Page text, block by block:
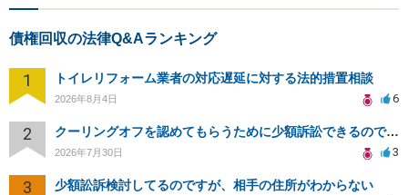
債権回収の法律Q&Aランキング
1 トイレリフォーム業者の対応遅延に対する法的措置相談
2026年8月4日 6
2 クーリングオフを認めてもらうために少額訴訟できるのでしょうか。
2026年7月30日 3
3 少額訟訴検討してるのですが、相手の住所がわからない